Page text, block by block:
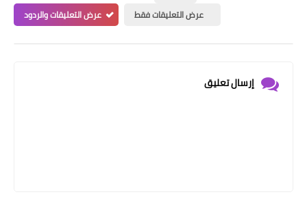
عرض التعليقات فقط
عرض التعليقات والردود
إرسال تعليق